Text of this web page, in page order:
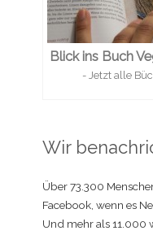
Blick ins Buch
- Jetzt alle
Wir
Über 73.300
Facebook, wenn es
Und mehr als 11.000